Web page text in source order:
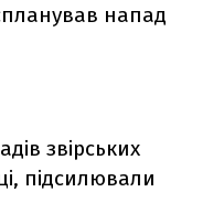
напад
звірських
підсилювали